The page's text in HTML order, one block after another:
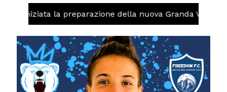
iniziata la preparazione della nuova Granda Volley